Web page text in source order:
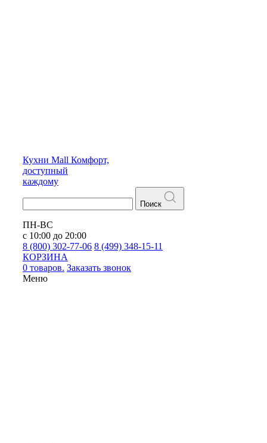
Кухни Mall Комфорт,
доступный
каждому
Поиск
ПН-ВС
с 10:00 до 20:00
8 (800) 302-77-06 8 (499) 348-15-11
КОРЗИНА
0 товаров. Заказать звонок
Меню